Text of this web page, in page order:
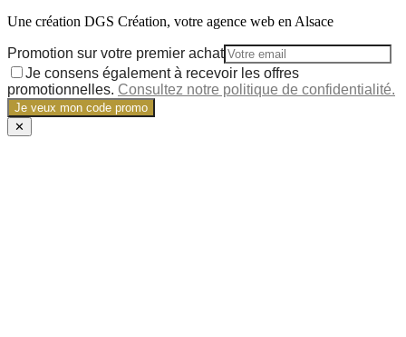
Une création DGS Création, votre agence web en Alsace
Promotion sur votre premier achat
Je consens également à recevoir les offres
promotionnelles. Consultez notre politique de confidentialité.
Je veux mon code promo
✕